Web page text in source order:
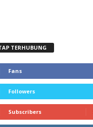
TERHUBUNG
Fans
Followers
Subscribers